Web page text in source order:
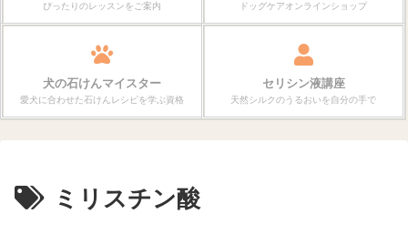
ぴったりのレッスンをご案内 ドッグケアオンラインショップ
犬の石けんマイスター
愛犬に合わせた石けんレシピを学ぶ資格
セリシン液講座
天然シルクのうるおいを自分の手で
ミリスチン酸